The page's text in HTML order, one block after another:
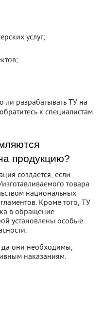
услуг;
ли разрабатывать ТУ на
к специалистам
продукцию?
создается, если
товара
национальных
Кроме того, ТУ
в обращение
установлены особые
они необходимы,
наказаниям.